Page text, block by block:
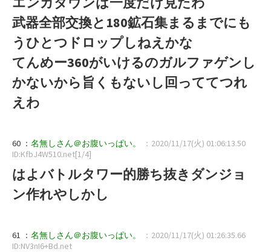
武器全部交換と180鉱石集まるまでにも
うひとつドロップしねえかな
てんめー360がいけるのガルファゲンし
かないから旨くもないし回っててつれ
えわ
60 ： 名無しさん＠お腹いっぱい。
：2020/11/17(火) 01:06:13.50
ID:KfbJ4W510.net[1/4]
はよバトルタワー的勝ち抜きダンジョ
ン作れやしかし
61 ： 名無しさん＠お腹いっぱい。
：2020/11/17(火) 01:26:35.66
ID:NV3nI6+Bd.net